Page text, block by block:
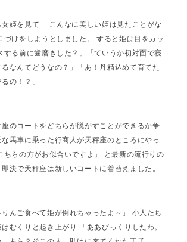
姫を見て 「こんなに美しい姫は見たことがな
づけをしようとしました。 すると姫は目をカッ
する前に歯磨きした？」「ていうか初対面で寝
なんてどうなの？」「あ！丹精込めて育てた
の！？」
のコートをどちらが脱がすことができるか争
馬車に乗った行商人が天秤座のところにやっ
ちらの方がお似合いですよ」 と最新の流行りの
決で天秤座は新しいコートに着替えました。
りんご食べて姫が倒れちゃったよ～」 小人たち
むくりと起き上がり 「ああびっくりしたわ。